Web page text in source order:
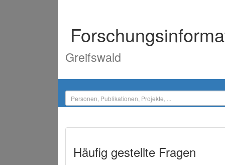
Greifswald
Häufig gestellte Fragen